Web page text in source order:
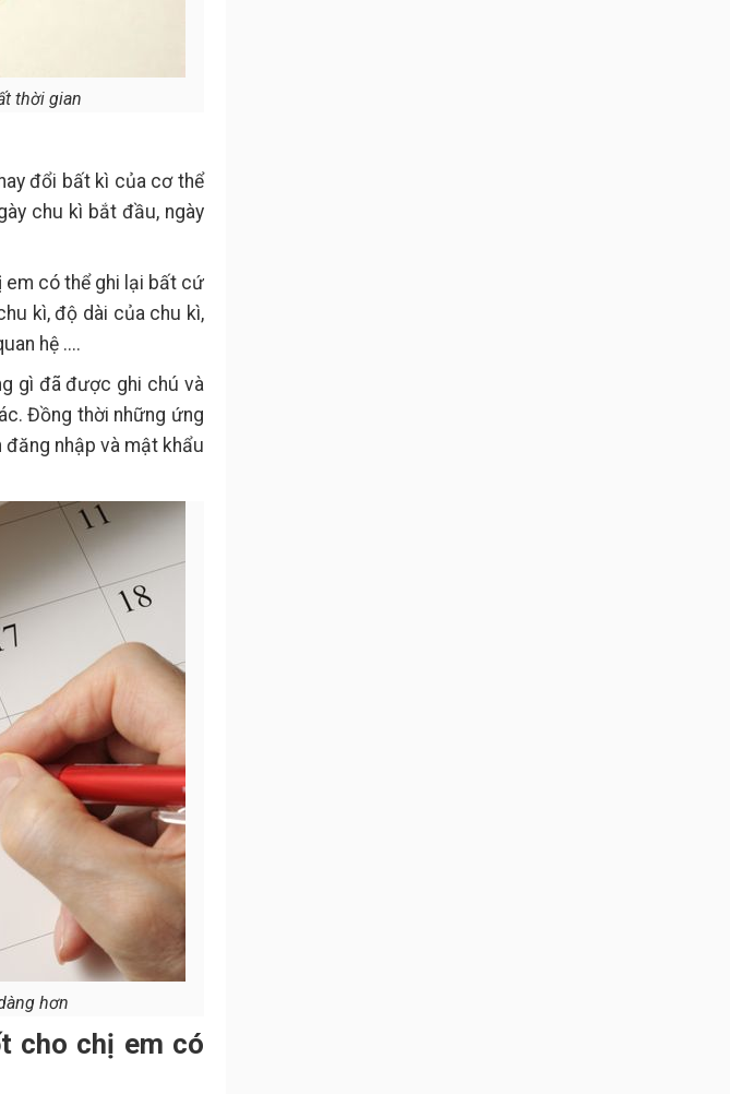
thời gian
đổi bất kì của cơ thể
chu kì bắt đầu, ngày
em có thể ghi lại bất cứ
kì, độ dài của chu kì,
hệ ....
gì đã được ghi chú và
Đồng thời những ứng
nhập và mật khẩu
hơn
cho chị em có